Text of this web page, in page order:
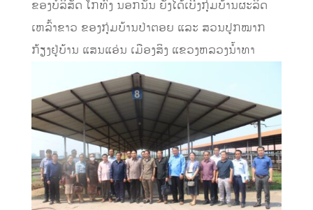
ຂອງບໍລິສັດ ໂກທົງ ນອກນັ້ນ ຍັງໄດ້ເບີ່ງກຸ່ມບ້ານຜະລິດ
ເຫລົ້າຂາວ ຂອງກຸ່ມບ້ານປ່າຕອຍ ແລະ ສວນປູກໝາກ
ກ້ຽງຢູ່ບ້ານ ແສນແອ່ນ ເມືອງສິງ ແຂວງຫລວງນ້ຳທາ